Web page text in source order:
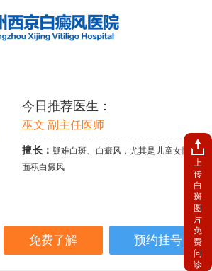
今日推荐医生：
巫文 副主任医师
擅长： 疑难白斑、白癜风，尤其是儿童女性、大
面积白癜风
免费了解 预约挂号
上
传
白
斑
图
片
免
费
问
诊